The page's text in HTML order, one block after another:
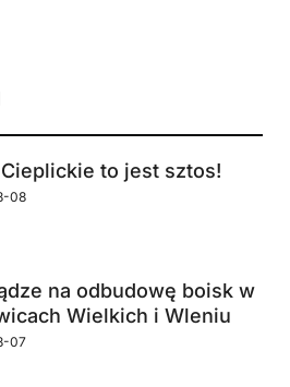
to jest sztos!
08
na odbudowę boisk w
Wielkich i Wleniu
07